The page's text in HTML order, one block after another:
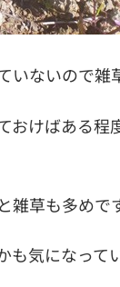
ないので雑
おけばある
草も多めで
気になってい